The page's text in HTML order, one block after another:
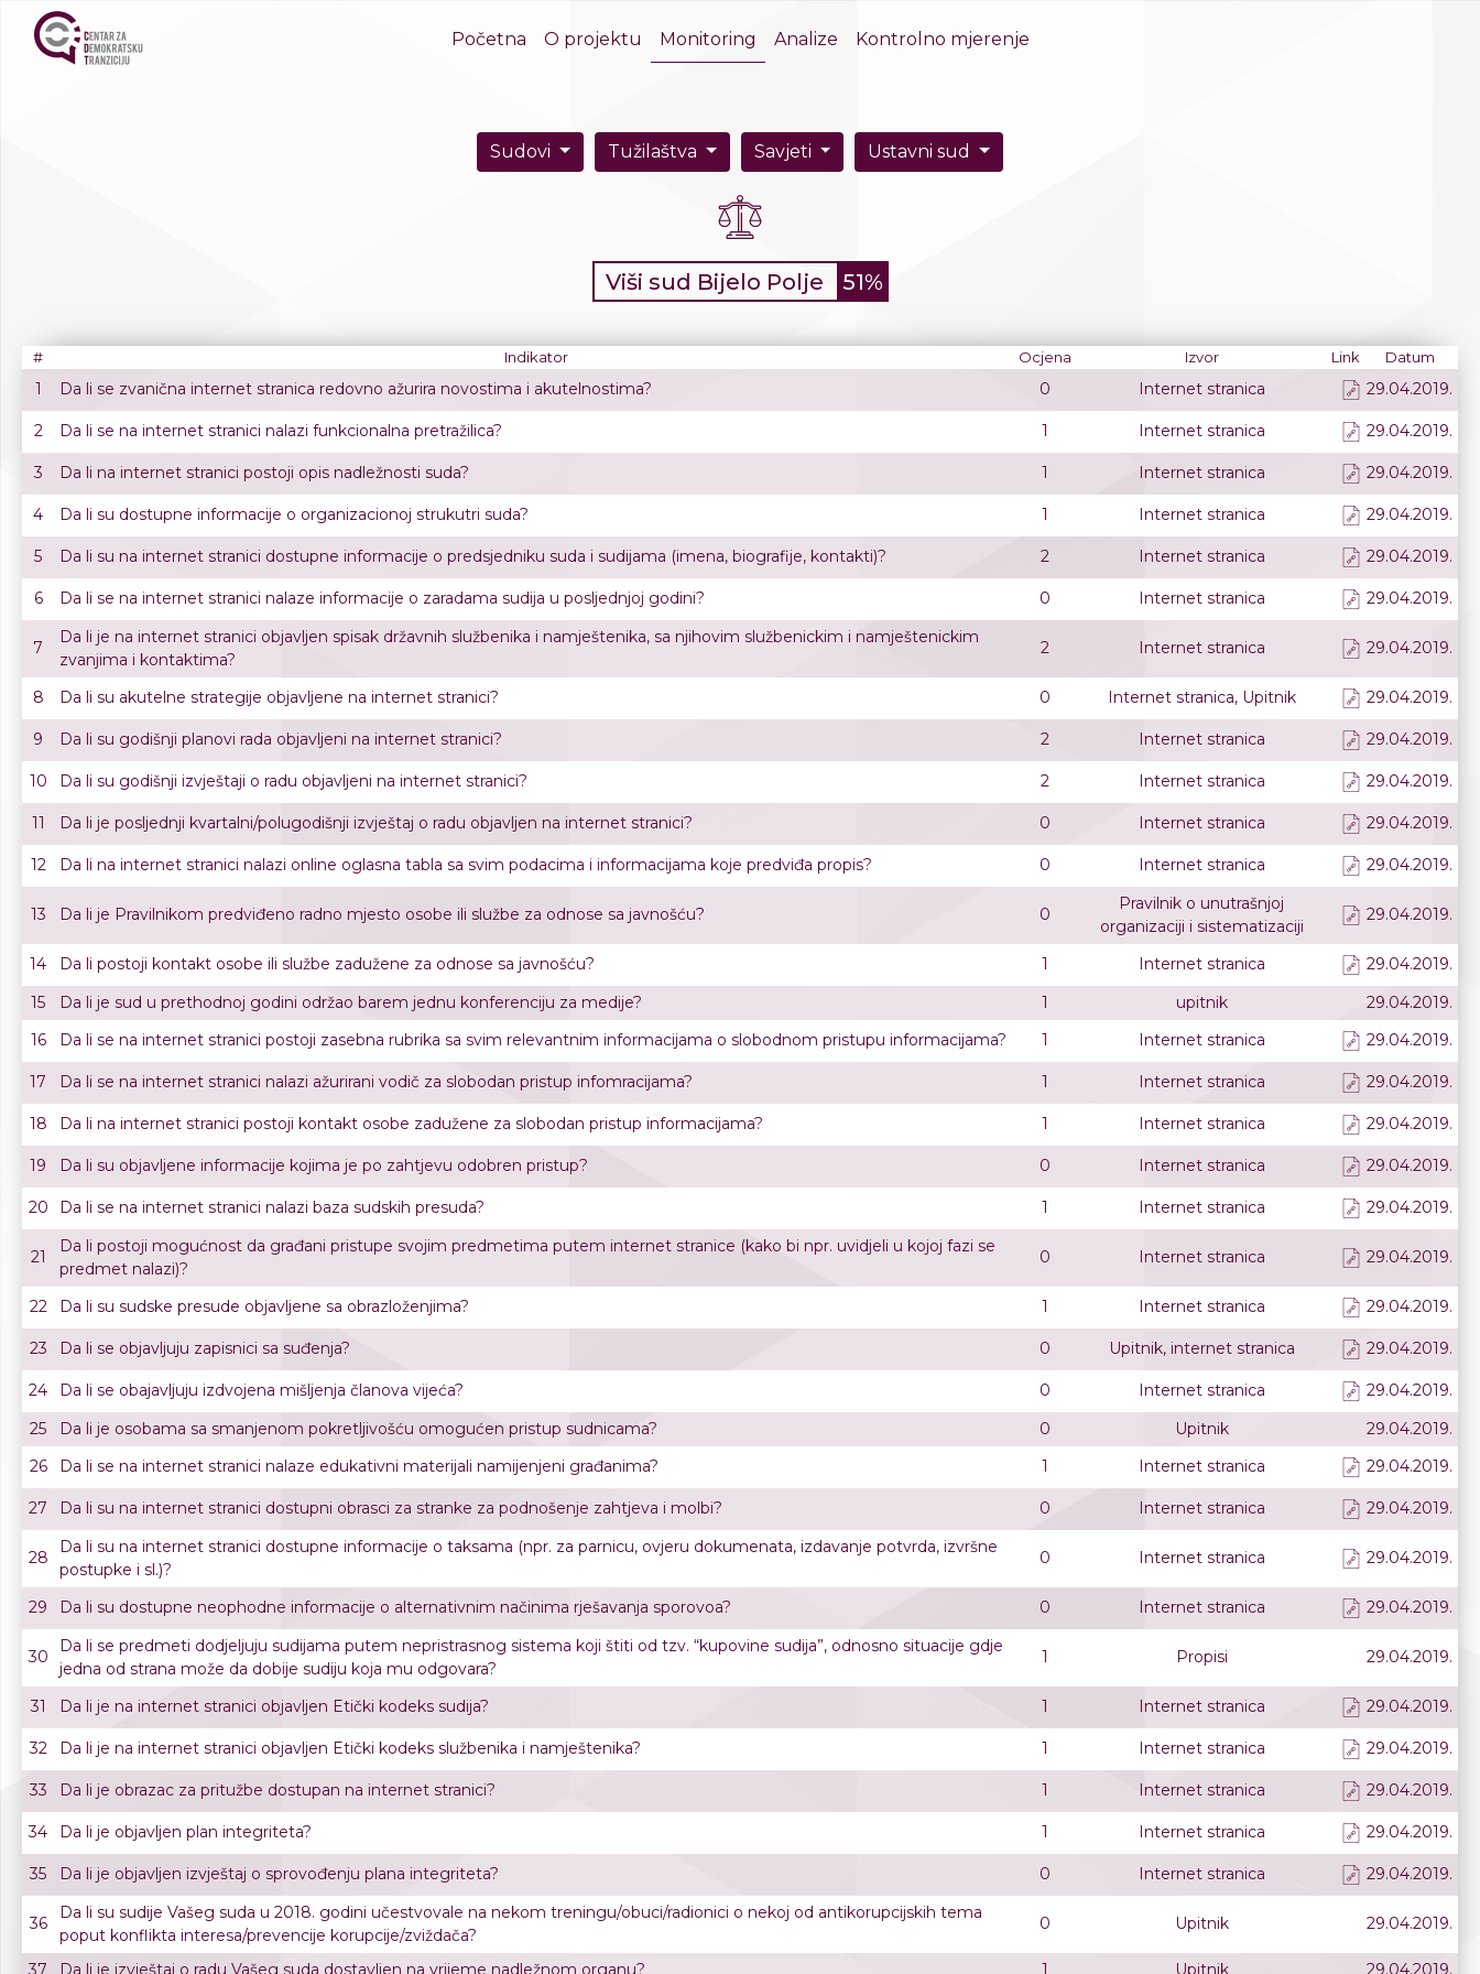
Početna (current)
O projektu Monitoring Analize Kontrolno mjerenje
Sudovi Tužilaštva Savjeti Ustavni sud
Viši sud Bijelo Polje 51%
# Indikator Ocjena Izvor Link Datum
1 Da li se zvanična internet stranica redovno ažurira novostima i akutelnostima? 0 Internet stranica 29.04.2019.
2 Da li se na internet stranici nalazi funkcionalna pretražilica? 1 Internet stranica 29.04.2019.
3 Da li na internet stranici postoji opis nadležnosti suda? 1 Internet stranica 29.04.2019.
4 Da li su dostupne informacije o organizacionoj strukutri suda? 1 Internet stranica 29.04.2019.
5 Da li su na internet stranici dostupne informacije o predsjedniku suda i sudijama (imena, biografije, kontakti)? 2 Internet stranica 29.04.2019.
6 Da li se na internet stranici nalaze informacije o zaradama sudija u posljednjoj godini? 0 Internet stranica 29.04.2019.
7
Da li je na internet stranici objavljen spisak državnih službenika i namještenika, sa njihovim službenickim i namještenickim
zvanjima i kontaktima?
2 Internet stranica 29.04.2019.
8 Da li su akutelne strategije objavljene na internet stranici? 0 Internet stranica, Upitnik 29.04.2019.
9 Da li su godišnji planovi rada objavljeni na internet stranici? 2 Internet stranica 29.04.2019.
10 Da li su godišnji izvještaji o radu objavljeni na internet stranici? 2 Internet stranica 29.04.2019.
11 Da li je posljednji kvartalni/polugodišnji izvještaj o radu objavljen na internet stranici? 0 Internet stranica 29.04.2019.
12 Da li na internet stranici nalazi online oglasna tabla sa svim podacima i informacijama koje predviđa propis? 0 Internet stranica 29.04.2019.
13 Da li je Pravilnikom predviđeno radno mjesto osobe ili službe za odnose sa javnošću? 0
Pravilnik o unutrašnjoj
organizaciji i sistematizaciji
29.04.2019.
14 Da li postoji kontakt osobe ili službe zadužene za odnose sa javnošću? 1 Internet stranica
29.04.2019.
15
Da li je sud u prethodnoj godini održao barem jednu konferenciju za medije? 1 upitnik
29.04.2019.
16
Da li se na internet stranici postoji zasebna rubrika sa svim relevantnim informacijama o slobodnom pristupu informacijama? 1 Internet stranica 29.04.2019.
17 Da li se na internet stranici nalazi ažurirani vodič za slobodan pristup infomracijama? 1 Internet stranica 29.04.2019.
18 Da li na internet stranici postoji kontakt osobe zadužene za slobodan pristup informacijama? 1 Internet stranica 29.04.2019.
19 Da li su objavljene informacije kojima je po zahtjevu odobren pristup? 0 Internet stranica 29.04.2019.
20 Da li se na internet stranici nalazi baza sudskih presuda? 1 Internet stranica 29.04.2019.
21
Da li postoji mogućnost da građani pristupe svojim predmetima putem internet stranice (kako bi npr. uvidjeli u kojoj fazi se
predmet nalazi)?
0 Internet stranica 29.04.2019.
22 Da li su sudske presude objavljene sa obrazloženjima? 1 Internet stranica 29.04.2019.
23 Da li se objavljuju zapisnici sa suđenja? 0 Upitnik, internet stranica 29.04.2019.
24 Da li se obajavljuju izdvojena mišljenja članova vijeća? 0 Internet stranica
29.04.2019.
25
Da li je osobama sa smanjenom pokretljivošću omogućen pristup sudnicama? 0 Upitnik
29.04.2019.
26
Da li se na internet stranici nalaze edukativni materijali namijenjeni građanima? 1 Internet stranica 29.04.2019.
27 Da li su na internet stranici dostupni obrasci za stranke za podnošenje zahtjeva i molbi? 0 Internet stranica 29.04.2019.
28
Da li su na internet stranici dostupne informacije o taksama (npr. za parnicu, ovjeru dokumenata, izdavanje potvrda, izvršne
postupke i sl.)?
0 Internet stranica 29.04.2019.
29 Da li su dostupne neophodne informacije o alternativnim načinima rješavanja sporovoa? 0 Internet stranica 29.04.2019.
30
Da li se predmeti dodjeljuju sudijama putem nepristrasnog sistema koji štiti od tzv. “kupovine sudija”, odnosno situacije gdje
jedna od strana može da dobije sudiju koja mu odgovara?
1 Propisi 29.04.2019.
31 Da li je na internet stranici objavljen Etički kodeks sudija? 1 Internet stranica 29.04.2019.
32 Da li je na internet stranici objavljen Etički kodeks službenika i namještenika? 1 Internet stranica 29.04.2019.
33 Da li je obrazac za pritužbe dostupan na internet stranici? 1 Internet stranica 29.04.2019.
34 Da li je objavljen plan integriteta? 1 Internet stranica 29.04.2019.
35 Da li je objavljen izvještaj o sprovođenju plana integriteta? 0 Internet stranica 29.04.2019.
36
Da li su sudije Vašeg suda u 2018. godini učestvovale na nekom treningu/obuci/radionici o nekoj od antikorupcijskih tema
poput konflikta interesa/prevencije korupcije/zviždača?
0 Upitnik 29.04.2019.
37 Da li je izvještaj o radu Vašeg suda dostavljen na vrijeme nadležnom organu? 1 Upitnik 29.04.2019.